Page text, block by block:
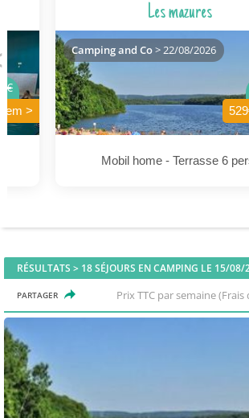
>
Les mazures
Camping and Co> 22/08/2026
Mobil home - Terrasse 6
RÉSULTATS > 18SÉJOURS EN CAMPING LE 15/08/
PARTAGER Prix TTC par semaine